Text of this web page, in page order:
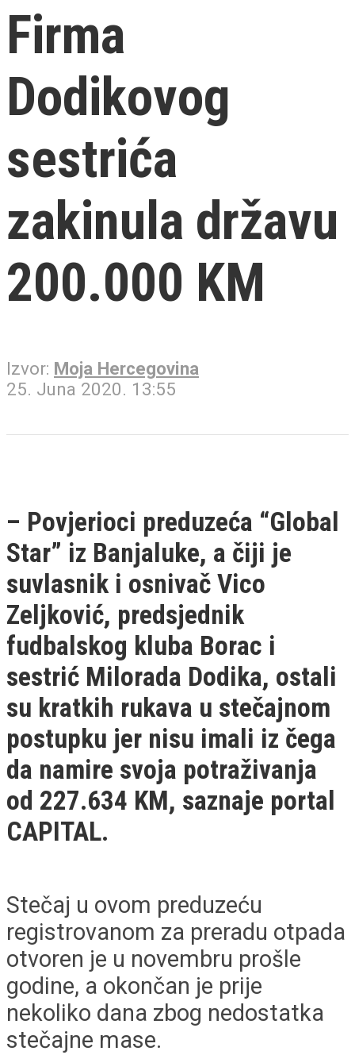
Firma
Dodikovog
sestrića
zakinula državu
200.000 KM
Izvor: Moja Hercegovina
25. Juna 2020. 13:55
– Povjerioci preduzeća “Global
Star” iz Banjaluke, a čiji je
suvlasnik i osnivač Vico
Zeljković, predsjednik
fudbalskog kluba Borac i
sestrić Milorada Dodika, ostali
su kratkih rukava u stečajnom
postupku jer nisu imali iz čega
da namire svoja potraživanja
od 227.634 KM, saznaje portal
CAPITAL.
Stečaj u ovom preduzeću
registrovanom za preradu otpada
otvoren je u novembru prošle
godine, a okončan je prije
nekoliko dana zbog nedostatka
stečajne mase.